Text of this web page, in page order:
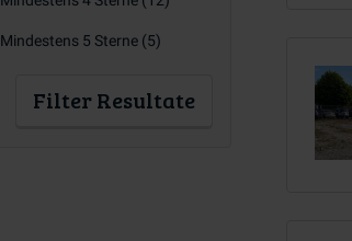
Mindestens 5 Sterne (5)
Filter Resultate